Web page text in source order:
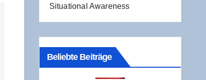
Situa­tio­nal Awareness
Beliebte Beiträge